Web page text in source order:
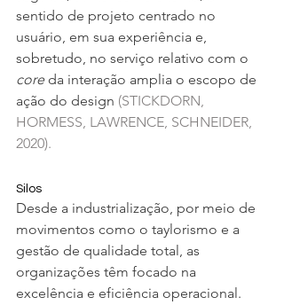
sentido de projeto centrado no
usuário, em sua experiência e,
sobretudo, no serviço relativo com o
core da interação amplia o escopo de
ação do design (STICKDORN,
HORMESS, LAWRENCE, SCHNEIDER,
2020).
Silos
Desde a industrialização, por meio de
movimentos como o taylorismo e a
gestão de qualidade total, as
organizações têm focado na
excelência e eficiência operacional.